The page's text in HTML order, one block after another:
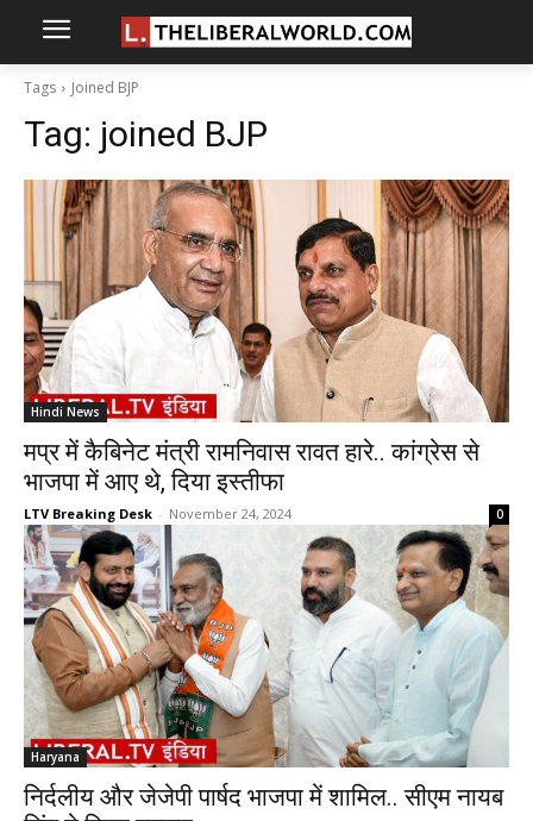
Tags Joined BJP
Tag: joined BJP
Hindi News
मप्र में कैबिनेट मंत्री रामनिवास रावत हारे.. कांग्रेस से
भाजपा में आए थे, दिया इस्तीफा
LTV Breaking Desk - November 24, 2024 0
Haryana
निर्दलीय और जेजेपी पार्षद भाजपा में शामिल.. सीएम नायब